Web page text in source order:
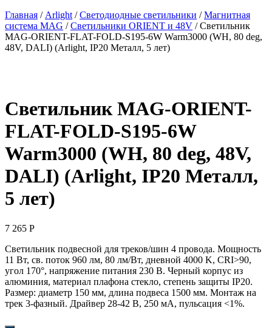
Главная / Arlight /Светодиодные светильники /Магнитная
система MAG /Светильники ORIENT и 48V / Светильник
MAG-ORIENT-FLAT-FOLD-S195-6W Warm3000 (WH, 80 deg,
48V, DALI) (Arlight, IP20 Металл, 5 лет)
Светильник MAG-ORIENT-
FLAT-FOLD-S195-6W
Warm3000 (WH, 80 deg, 48V,
DALI) (Arlight, IP20 Металл,
5 лет)
7 265 Р
Светильник подвесной для треков/шин 4 провода. Мощность
11 Вт, св. поток 960 лм, 80 лм/Вт, дневной 4000 K, CRI>90,
угол 170°, напряжение питания 230 В. Черный корпус из
алюминия, материал плафона стекло, степень защиты IP20.
Размер: диаметр 150 мм, длина подвеса 1500 мм. Монтаж на
трек 3-фазный. Драйвер 28-42 В, 250 мА, пульсация <1%.